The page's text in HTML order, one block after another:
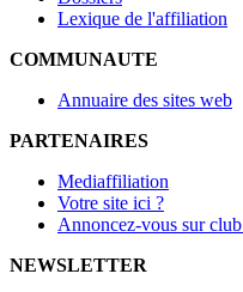
Lexique de l'affiliation
COMMUNAUTE
Annuaire des sites web
PARTENAIRES
Mediaffiliation
Votre site ici ?
Annoncez-vous sur
NEWSLETTER